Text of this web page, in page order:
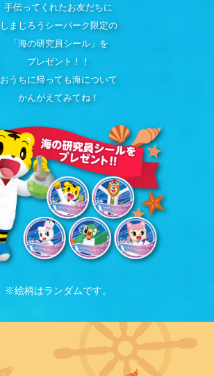
手伝ってくれたお友だちに
しまじろうシーパーク限定の
「海の研究員シール」を
プレゼント！！
おうちに帰っても海について
かんがえてみてね！
※絵柄はランダムです。